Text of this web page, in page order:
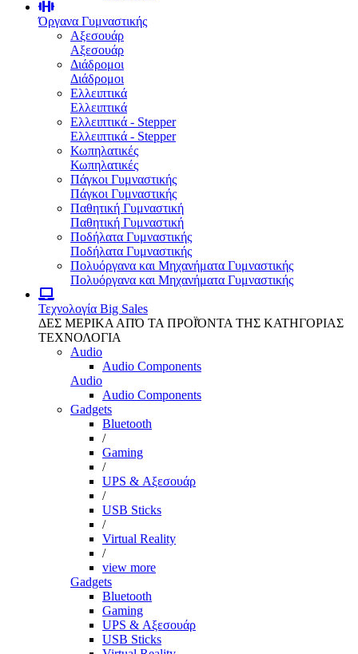
Όργανα Γυμναστικής
Αξεσουάρ
Αξεσουάρ
Διάδρομοι
Διάδρομοι
Ελλειπτικά
Ελλειπτικά
Ελλειπτικά - Stepper
Ελλειπτικά - Stepper
Κωπηλατικές
Κωπηλατικές
Πάγκοι Γυμναστικής
Πάγκοι Γυμναστικής
Παθητική Γυμναστική
Παθητική Γυμναστική
Ποδήλατα Γυμναστικής
Ποδήλατα Γυμναστικής
Πολυόργανα και Μηχανήματα Γυμναστικής
Πολυόργανα και Μηχανήματα Γυμναστικής
Τεχνολογία Big Sales
ΔΕΣ ΜΕΡΙΚΑ ΑΠΌ ΤΑ ΠΡΟΪΌΝΤΑ ΤΗΣ ΚΑΤΗΓΟΡΙΑΣ
ΤΕΧΝΟΛΟΓΙΑ
Audio
Audio Components
Audio
Audio Components
Gadgets
Bluetooth
/
Gaming
/
UPS & Αξεσουάρ
/
USB Sticks
/
Virtual Reality
/
view more
Gadgets
Bluetooth
Gaming
UPS & Αξεσουάρ
USB Sticks